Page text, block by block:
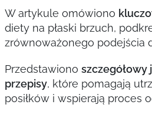
W artykule omówiono
diety na płaski brzuch,
zrównoważonego podejścia
Przedstawiono szczegółowy
przepisy, które pomagają
posiłków i wspierają proces